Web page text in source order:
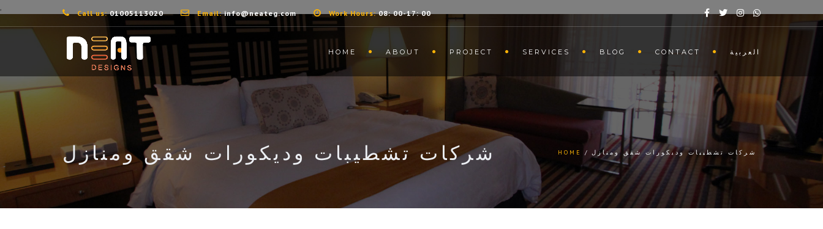
,
Call us:01005113020 Email:info@neateg.com Work Hours:08: 00-17: 00
HOME ABOUT PROJECT SERVICES BLOG CONTACT العربية
شركات تشطيبات وديكورات شقق ومنازل HOME شركات تشطيبات وديكورات شقق ومنازل